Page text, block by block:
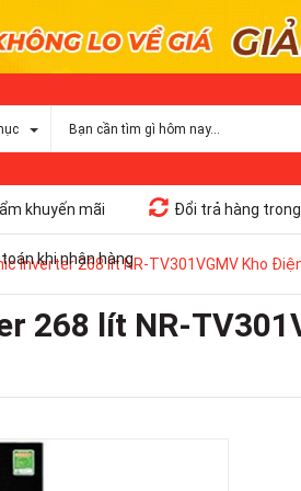
khuyến mãi Đổi trả hàng
khi nhận hàng
Inverter 268 lít NR-TV301VGMV Kho
268 lít NR-